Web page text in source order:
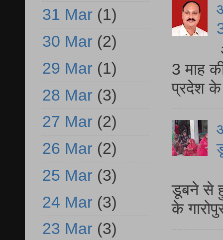
3 माह
प्रदेश
डूबने से
के
31 Mar (1)
30 Mar (2)
29 Mar (1)
28 Mar (3)
27 Mar (2)
26 Mar (2)
25 Mar (3)
24 Mar (3)
23 Mar (3)